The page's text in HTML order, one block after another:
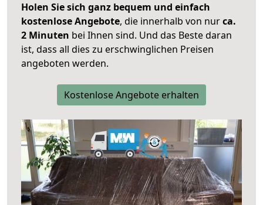
Holen Sie sich ganz bequem und einfach
kostenlose Angebote, die innerhalb von nurca.
2 Minuten bei Ihnen sind. Und das Beste daran
ist, dass all dies zu erschwinglichen Preisen
angeboten werden.
Kostenlose Angebote erhalten